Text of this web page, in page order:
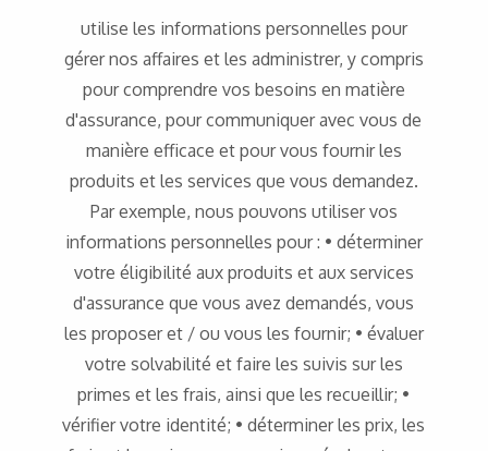
utilise les informations personnelles pour
gérer nos affaires et les administrer, y compris
pour comprendre vos besoins en matière
d'assurance, pour communiquer avec vous de
manière efficace et pour vous fournir les
produits et les services que vous demandez.
Par exemple, nous pouvons utiliser vos
informations personnelles pour : • déterminer
votre éligibilité aux produits et aux services
d'assurance que vous avez demandés, vous
les proposer et / ou vous les fournir; • évaluer
votre solvabilité et faire les suivis sur les
primes et les frais, ainsi que les recueillir; •
vérifier votre identité; • déterminer les prix, les